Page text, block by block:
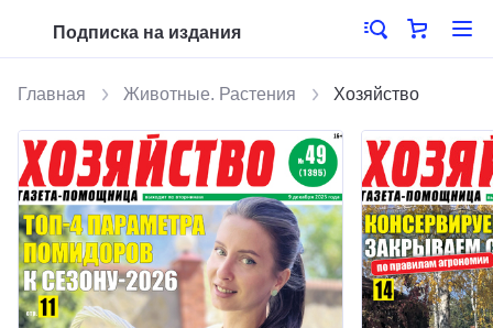
Подписка на издания
Главная Животные. Растения Хозяйство